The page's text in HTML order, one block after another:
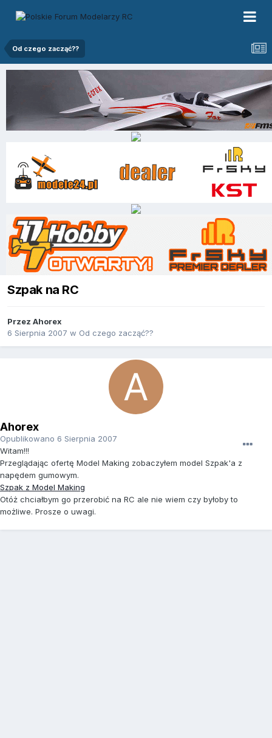
Od czego zacząć??
Szpak na RC
Przez Ahorex
6 Sierpnia 2007 w Od czego zacząć??
Ahorex
Opublikowano 6 Sierpnia 2007
Witam!!!
Przeglądając ofertę Model Making zobaczyłem model Szpak'a z
napędem gumowym.
Szpak z Model Making
Otóż chciałbym go przerobić na RC ale nie wiem czy byłoby to
możliwe. Prosze o uwagi.